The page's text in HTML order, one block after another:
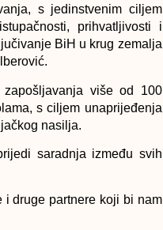
s jedinstvenim ciljem
prihvatljivosti i
BiH u krug zemalja
više od 100
s ciljem unaprijeđenja
nasilja.
saradnja između svih
i druge partnere koji bi nam